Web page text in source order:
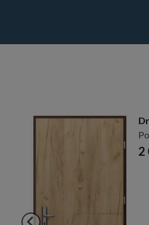
Drzwi Porta
2 095,20 z